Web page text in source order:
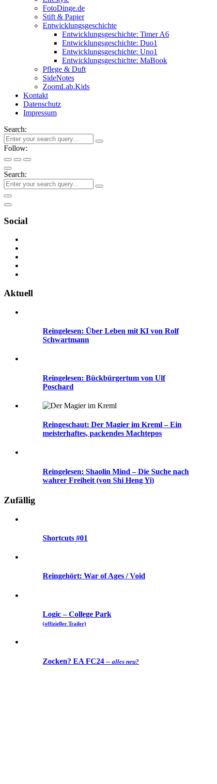
FotoDinge.de
Stift & Papier
Entwicklungsgeschichte
Entwicklungsgeschichte: Timer A6
Entwicklungsgeschichte: Duo1
Entwicklungsgeschichte: Uno1
Entwicklungsgeschichte: MaBook
Pflege & Duft
SideNotes
ZoomLab.Kids
Kontakt
Datenschutz
Impressum
Search:
Follow:
Search:
Social
Aktuell
Reingelesen: Über Leben mit KI von Rolf
Schwartmann
Reingelesen: Bückbürgertum von Ulf
Poschard
Reingeschaut: Der Magier im Kreml – Ein
meisterhaftes, packendes Machtepos
Reingelesen: Shaolin Mind – Die Suche nach
wahrer Freiheit (von Shi Heng Yi)
Zufällig
Shortcuts #01
Reingehört: War of Ages / Void
Logic – College Park
(offizieller Trailer)
Zocken? EA FC24 – alles neu?